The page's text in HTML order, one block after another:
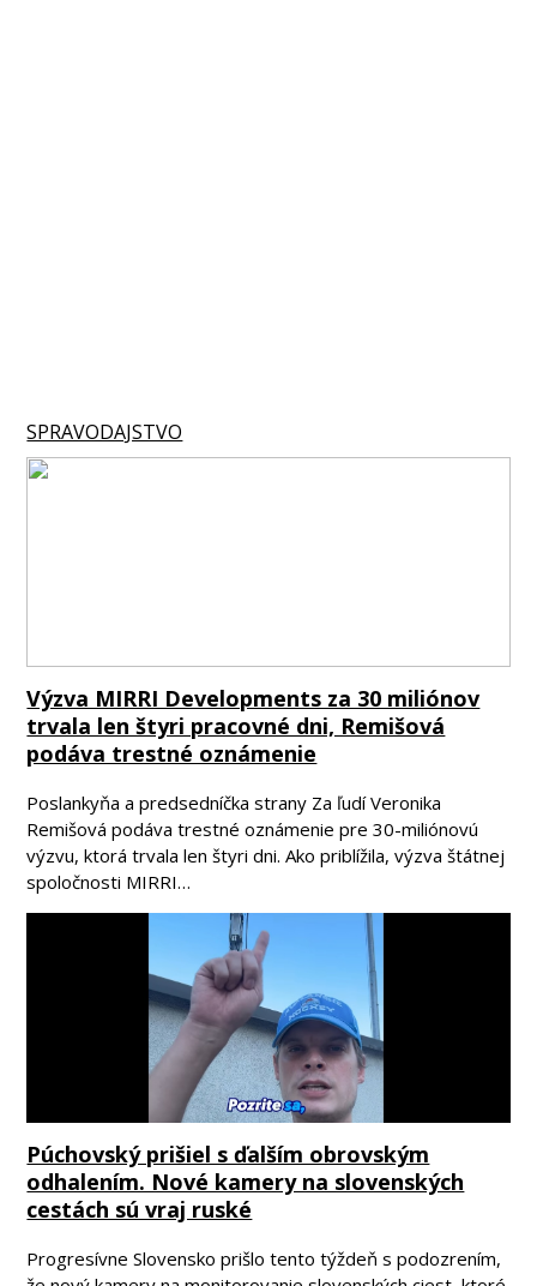
SPRAVODAJSTVO
Výzva MIRRI Developments za 30 miliónov
trvala len štyri pracovné dni, Remišová
podáva trestné oznámenie
Poslankyňa a predsedníčka strany Za ľudí Veronika
Remišová podáva trestné oznámenie pre 30-miliónovú
výzvu, ktorá trvala len štyri dni. Ako priblížila, výzva štátnej
spoločnosti MIRRI…
Púchovský prišiel s ďalším obrovským
odhalením. Nové kamery na slovenských
cestách sú vraj ruské
Progresívne Slovensko prišlo tento týždeň s podozrením,